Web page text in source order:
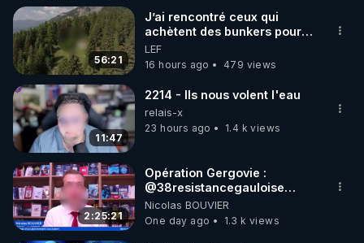
56:21
J’ai rencontré ceux qui
achètent des bunkers pour
survivre à la fin du monde
LEF
16 hours ago
479 views
11:47
2214 - Ils nous volent l'eau
relais-x
23 hours ago
1.4 k views
2:25:21
Opération Gergovie :
‪@38resistancegauloise‬
‪@MarionSigautOfficiel‬
‪@gladysriifard5710‬ Laëtitia
Nicolas BOUVIER
One day ago
1.3 k views